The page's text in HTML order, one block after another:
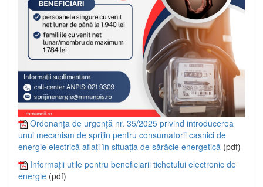
Ordonanța de urgență nr. 35/2025 privind introducerea
unui mecanism de sprijin pentru consumatorii casnici de
energie electrică aflați în situația de sărăcie energetică (pdf)
Informații utile pentru beneficiarii tichetului electronic de
energie (pdf)